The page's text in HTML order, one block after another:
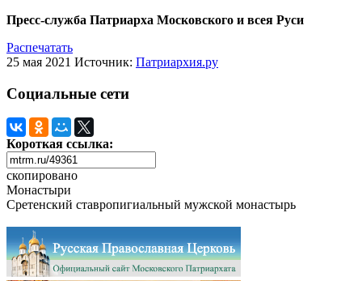
Пресс-служба Патриарха Московского и всея Руси
Распечатать
25 мая 2021 Источник: Патриархия.ру
Социальные сети
Короткая ссылка:
скопировано
Монастыри
Сретенский ставропигиальный мужской монастырь